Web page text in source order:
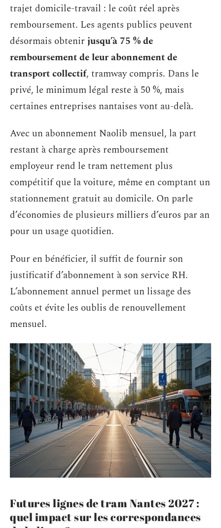
trajet domicile-travail : le coût réel après
remboursement. Les agents publics peuvent
désormais obtenir jusqu’à 75 % de
remboursement de leur abonnement de
transport collectif, tramway compris. Dans le
privé, le minimum légal reste à 50 %, mais
certaines entreprises nantaises vont au-delà.
Avec un abonnement Naolib mensuel, la part
restant à charge après remboursement
employeur rend le tram nettement plus
compétitif que la voiture, même en comptant un
stationnement gratuit au domicile. On parle
d’économies de plusieurs milliers d’euros par an
pour un usage quotidien.
Pour en bénéficier, il suffit de fournir son
justificatif d’abonnement à son service RH.
L’abonnement annuel permet un lissage des
coûts et évite les oublis de renouvellement
mensuel.
Futures lignes de tram Nantes 2027 :
quel impact sur les correspondances